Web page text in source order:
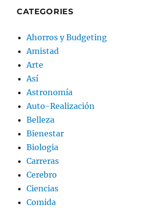
CATEGORIES
Ahorros y Budgeting
Amistad
Arte
Así
Astronomía
Auto-Realización
Belleza
Bienestar
Biologia
Carreras
Cerebro
Ciencias
Comida